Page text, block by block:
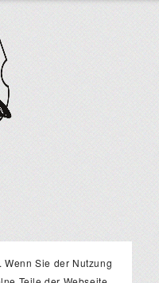
Sie der Nutzung